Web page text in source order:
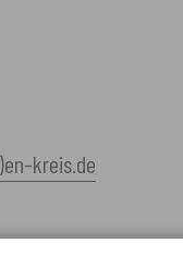
kreis.de